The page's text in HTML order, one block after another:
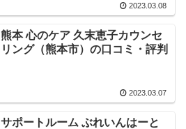
2023.03.08
熊本 心のケア 久末恵子カウンセ
リング（熊本市）の口コミ・評判
2023.03.07
サポートルーム ぶれいんはーと